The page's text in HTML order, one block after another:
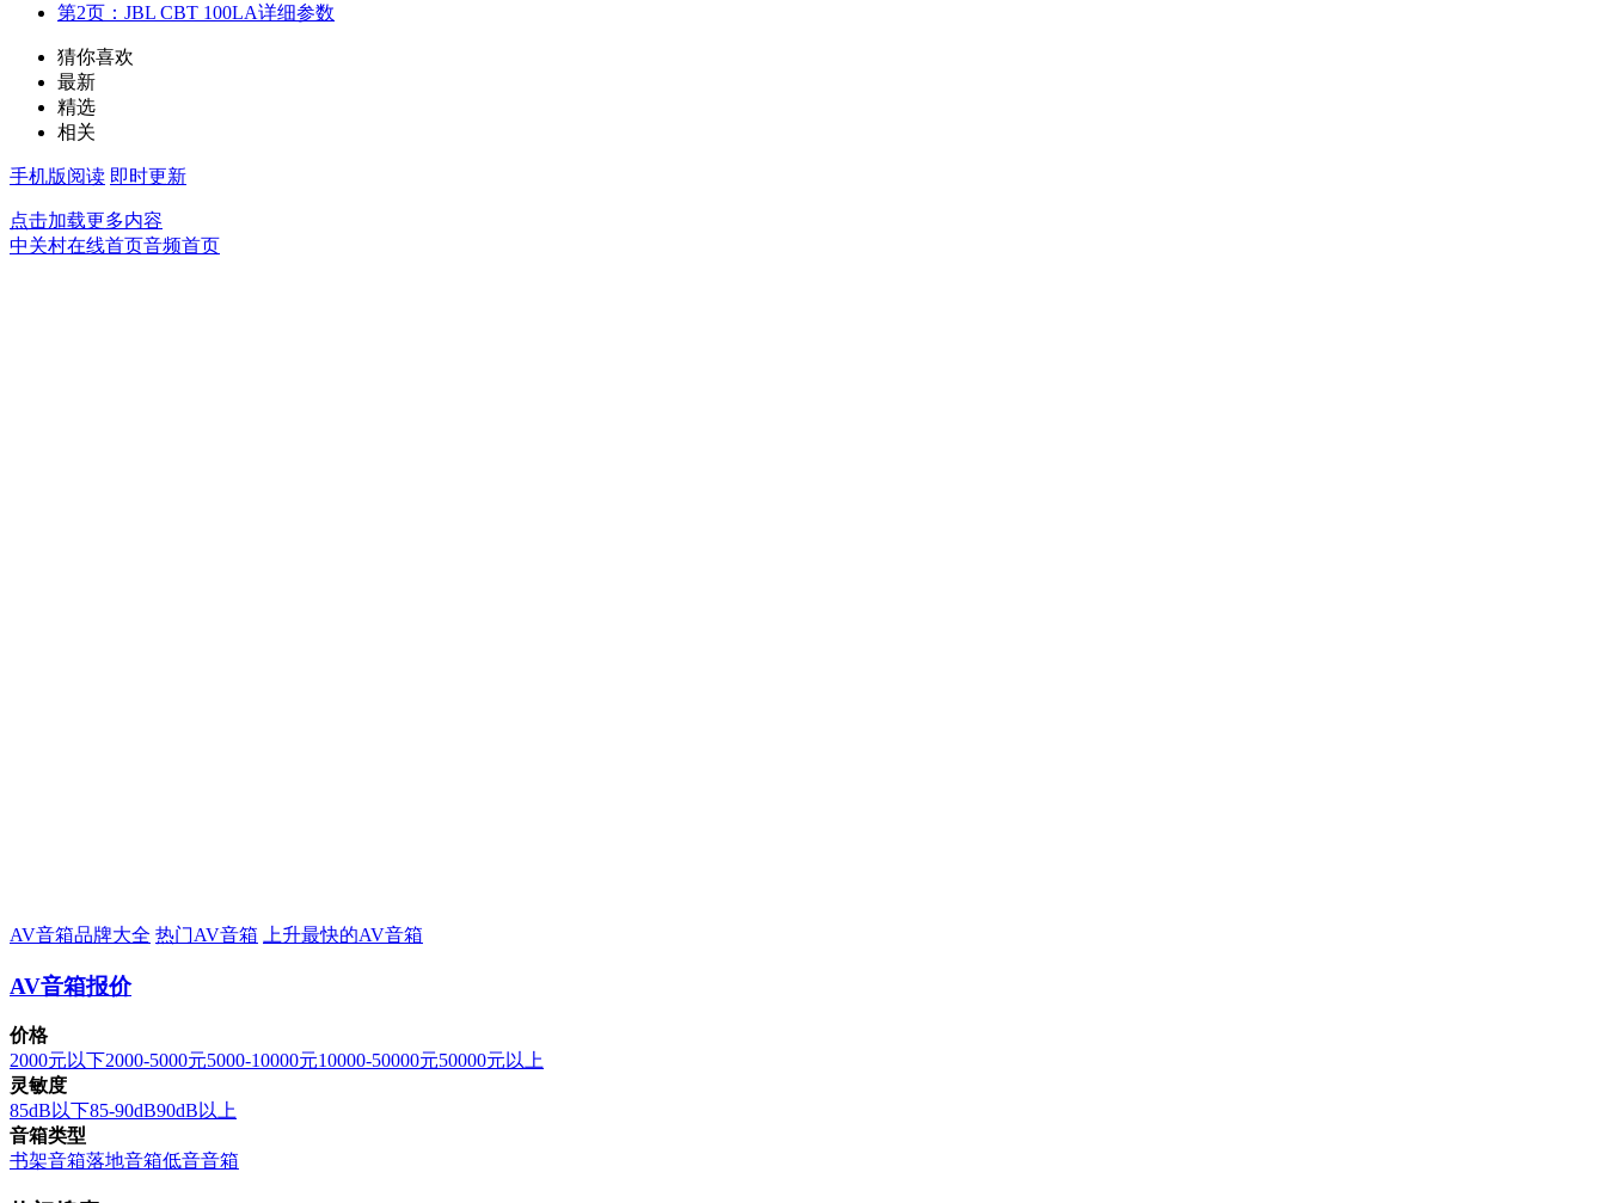
第2页：JBL CBT 100LA详细参数
猜你喜欢
最新
精选
相关
手机版阅读 即时更新
点击加载更多内容
中关村在线首页音频首页
AV音箱品牌大全 热门AV音箱 上升最快的AV音箱
AV音箱报价
价格
2000元以下2000-5000元5000-10000元10000-50000元50000元以上
灵敏度
85dB以下85-90dB90dB以上
音箱类型
书架音箱落地音箱低音音箱